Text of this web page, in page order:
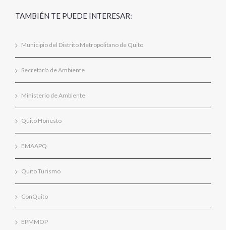
TAMBIÉN TE PUEDE INTERESAR:
Municipio del Distrito Metropolitano de Quito
Secretaría de Ambiente
Ministerio de Ambiente
Quito Honesto
EMAAPQ
Quito Turismo
ConQuito
EPMMOP